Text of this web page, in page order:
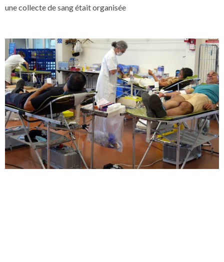
une collecte de sang était organisée